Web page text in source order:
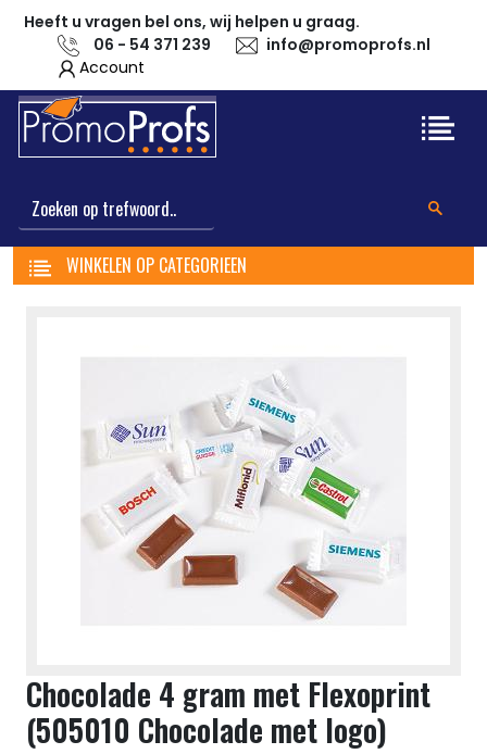
Heeft u vragen bel ons, wij helpen u graag.
06 - 54 371 239
info@promoprofs.nl
Account
WINKELEN OP CATEGORIEEN
Chocolade 4 gram met Flexoprint
(505010 Chocolade met logo)